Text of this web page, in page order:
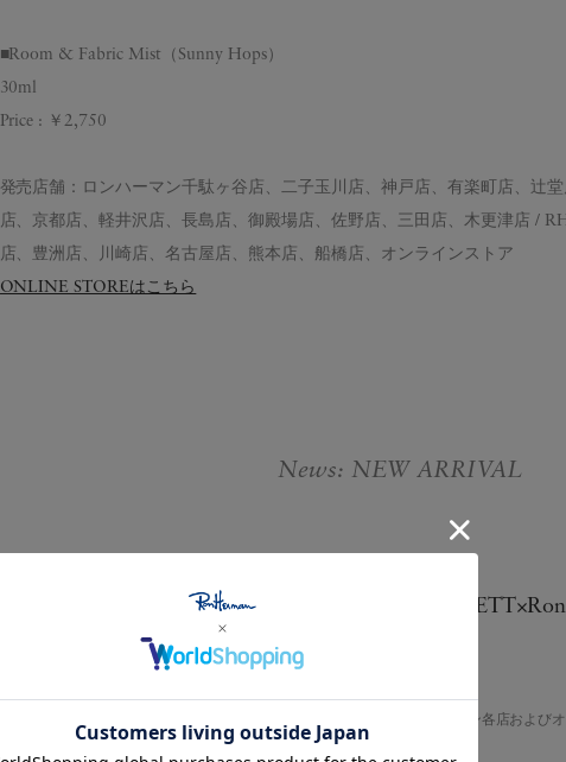
■Room & Fabric Mist（Sunny Hops）
30ml
Price : ￥2,750
発売店舗：ロンハーマン千駄ヶ谷店、二子玉川店、神戸店、有楽町店、辻
店、京都店、軽井沢店、長島店、御殿場店、佐野店、三田店、木更津店 /
店、豊洲店、川崎店、名古屋店、熊本店、船橋店、オンラインストア
ONLINE STOREはこちら
News: NEW ARRIVAL
KATHARINE
August.07.2026
8月8日（土）より、ロンハーマン各店およ
HAMNETT…